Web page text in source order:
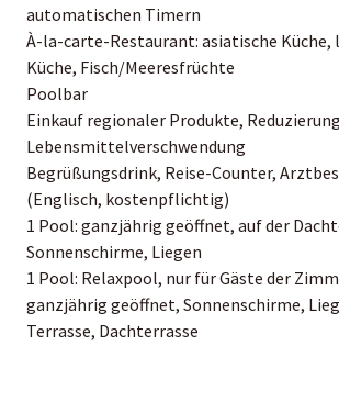
automatischen Timern
À-la-carte-Restaurant: asiatische Küche,
Küche, Fisch/Meeresfrüchte
Poolbar
Einkauf regionaler Produkte,
Lebensmittelverschwendung
Begrüßungsdrink, Reise-Counter,
(Englisch, kostenpflichtig)
1 Pool: ganzjährig geöffnet, auf der
Sonnenschirme, Liegen
1 Pool: Relaxpool, nur für Gäste der
ganzjährig geöffnet, Sonnenschirme,
Terrasse, Dachterrasse